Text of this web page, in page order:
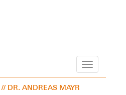
Navigation
// DR. ANDREAS MAYR